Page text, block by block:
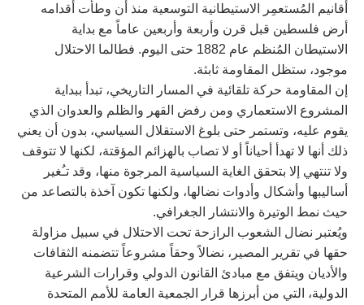
أقانيم المُستعمِر الاستيطانية التوسعية منذ أن وطأت أقدامه
أرض فلسطين قبل قرن وأربعة وأربعين عاماً مع بداية
الاستيطان المُنظم عام 1882 حتى اليوم. فطالما الاحتلال
موجود، ستظل المقاومة ثابثة.
إن المقاومة حركة تلقائية في المسار التاريخي، تبدأ ببداية
المشروع الاستعماري ومن رفض القهر والظلم والعدوان الذي
يقوم عليه، وتستمر حتى بلوغ الاستقلال السياسي، بدون أن يعني
ذلك أنها لا تهدأ أحياناً أو لا تصاب بالهزائم المؤقتة، لكنها لا تتوقف
ولا تنتهي إلا بتحقق الغاية السياسية المرجوة منها، وقد تـُغير
أساليبها وأشكال وأدوات نضالها، ولكنها تكون آخذة بالتصاعد من
حيث نمط الوتيرة والانتشار الجغرافي.
ويُعتبر نضال الشعوب الرازحة تحت الاحتلال في سبيل مزاولة
حقها في تقرير المصير، نضالاً وحقاً مشروعاً تتضمنه الثقافات
والأديان ويتفق مع مبادئ القانون الدولي وقرارات الشرعية
الدولية، التي من أبرزها قرار الجمعية العامة للأمم المتحدة